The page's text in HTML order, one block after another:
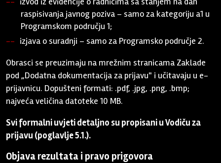
raspisivanja javnog poziva – samo za kategoriju a1 u
Programskom području 1;
izjava o suradnji – samo za Programsko područje 2.
Obrasci se preuzimaju na mrežnim stranicama Zaklade
pod „Dodatna dokumentacija za prijavu" i učitavaju u e-
prijavnicu. Dopušteni formati: .pdf, .jpg, .png, .bmp;
najveća veličina datoteke 10 MB.
Svi formalni uvjeti detaljno su propisani u Vodiču za
prijavu (poglavlje 5.1.).
Objava rezultata i pravo prigovora